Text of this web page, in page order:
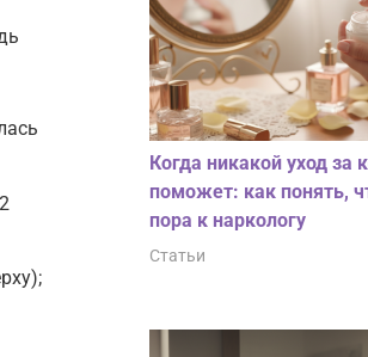
Когда никакой уход за
поможет: как понять,
пора к наркологу
Статьи